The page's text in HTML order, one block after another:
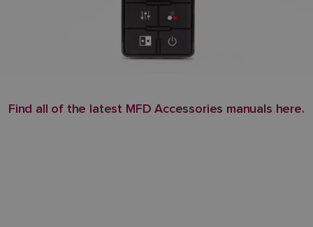
Find all of the latest MFD Accessories manuals here.